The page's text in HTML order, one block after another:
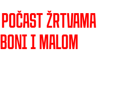
žrtvama
i Malom